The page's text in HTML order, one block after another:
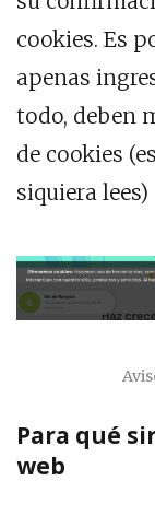
cookies. Es
apenas
todo, deben
de cookies
siquiera lees)
Para qué
web